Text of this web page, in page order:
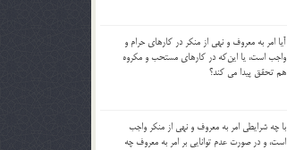
آيا امر به معروف و نهي از منكر در كارهاي حرام و
واجب است، يا اين‌كه در كارهاي مستحب و مكروه
هم تحقق پيدا مي كند؟
با چه شرايطي امر به معروف و نهي از منکر واجب
است، و در صورت عدم توانايي بر امر به معروف چه